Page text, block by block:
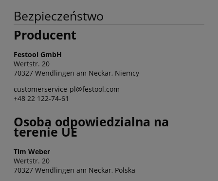
Bezpieczeństwo
Producent
Festool GmbH
Wertstr. 20
70327 Wendlingen am Neckar, Niemcy
customerservice-pl@festool.com
+48 22 122-74-61
Osoba odpowiedzialna na
terenie UE
Tim Weber
Wertstr. 20
70327 Wendlingen am Neckar, Polska